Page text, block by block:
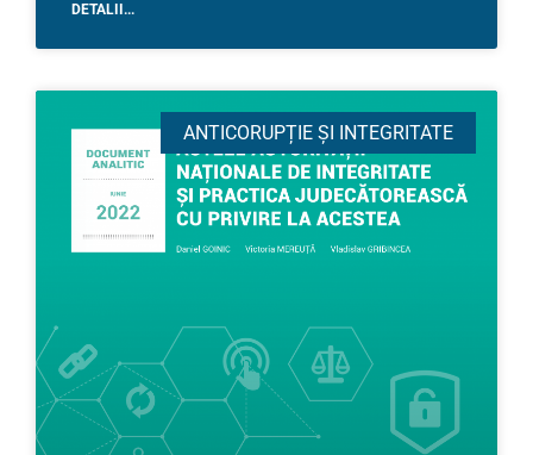
DETALII...
ANTICORUPȚIE ȘI INTEGRITATE